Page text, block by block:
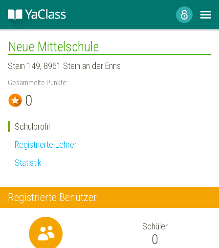
Neue Mittelschule
Stein 149, 8961 Stein an der Enns
Gesammelte Punkte:
0
Schulprofil
Registrierte Lehrer
Statistik
Registrierte Benutzer
Schüler
0